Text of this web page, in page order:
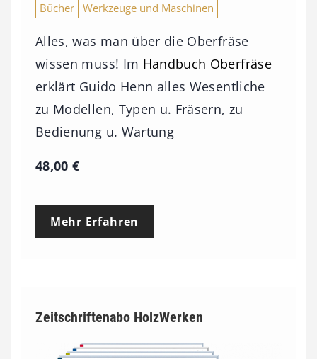
Bücher Werkzeuge und Maschinen
Alles, was man über die Oberfräse
wissen muss! Im Handbuch Oberfräse
erklärt Guido Henn alles Wesentliche
zu Modellen, Typen u. Fräsern, zu
Bedienung u. Wartung
48,00€
Mehr Erfahren
Zeitschriftenabo HolzWerken